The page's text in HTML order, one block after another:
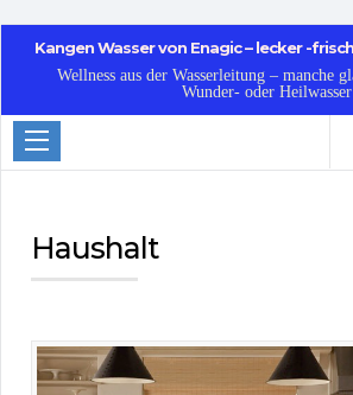
Kangen Wasser von Enagic – lecker -
Wellness aus der Wasserleitung – manche
Wunder- oder Heilwasser
Haushalt